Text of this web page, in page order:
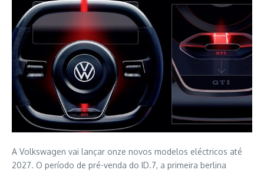
A Volkswagen vai lançar onze novos modelos eléctricos até
2027. O período de pré-venda do ID.7, a primeira berlina